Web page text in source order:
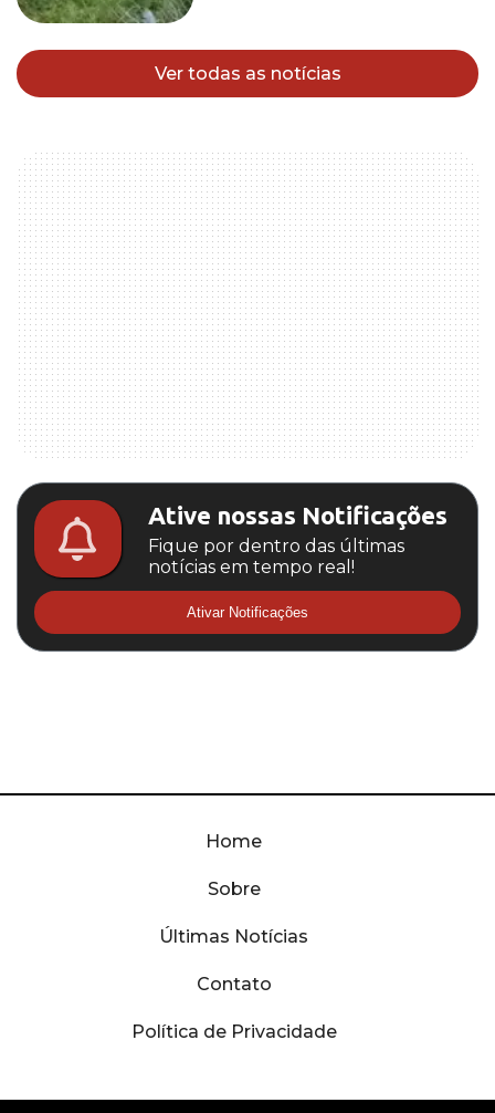
Ver todas as notícias
Ative nossas Notificações
Fique por dentro das últimas
notícias em tempo real!
Ativar Notificações
Home
Sobre
Últimas Notícias
Contato
Política de Privacidade